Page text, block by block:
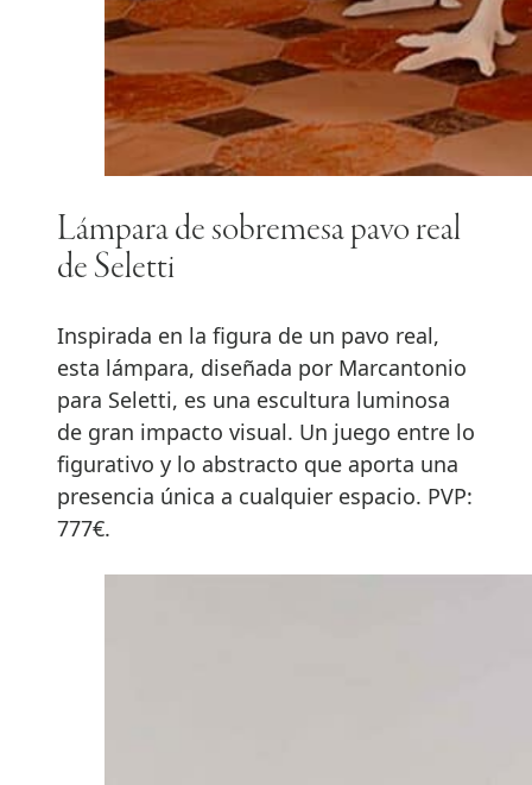
Lámpara de sobremesa pavo real
de Seletti
Inspirada en la figura de un pavo real,
esta lámpara, diseñada por Marcantonio
para Seletti, es una escultura luminosa
de gran impacto visual. Un juego entre lo
figurativo y lo abstracto que aporta una
presencia única a cualquier espacio. PVP:
777€.